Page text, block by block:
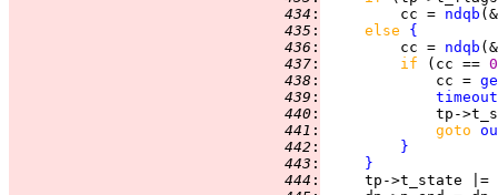
434 :
         cc =
ndqb
435 : else {
436 :
         cc =
ndqb
437 : if (cc == 0
438 :
             cc =
439 :
timeout
440 :
tp-
441 : goto
442 :
}
443 :
}
444 :
     tp->t_state |=